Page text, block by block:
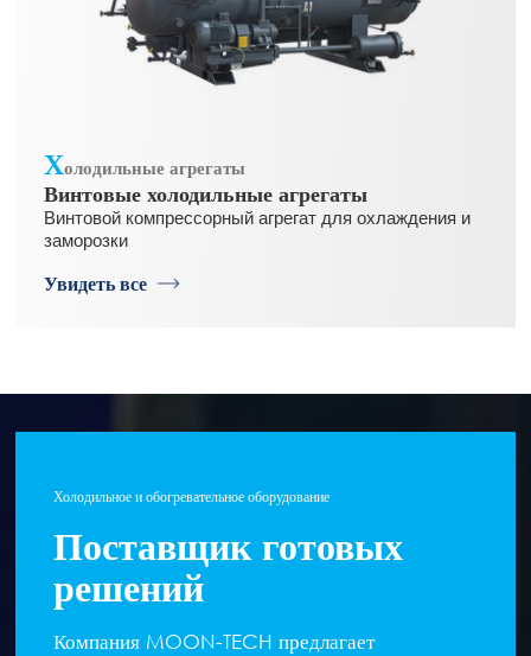
Холодильные агрегаты
Винтовые холодильные агрегаты
Винтовой компрессорный агрегат для охлаждения и
заморозки
Увидеть все
Холодильное и обогревательное оборудование
Поставщик готовых
решений
Компания MOON-TECH предлагает